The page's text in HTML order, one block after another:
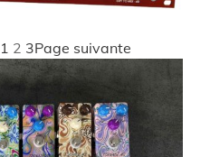
1 2 3Page suivante